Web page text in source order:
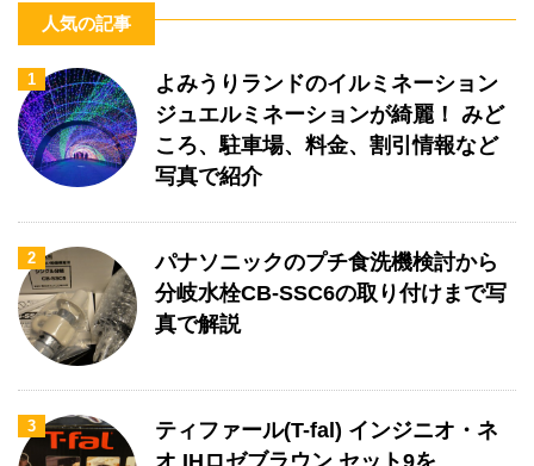
人気の記事
1
よみうりランドのイルミネーション
ジュエルミネーションが綺麗！ みど
ころ、駐車場、料金、割引情報など
写真で紹介
2
パナソニックのプチ食洗機検討から
分岐水栓CB-SSC6の取り付けまで写
真で解説
3
ティファール(T-fal) インジニオ・ネ
オ IHロゼブラウン セット9を